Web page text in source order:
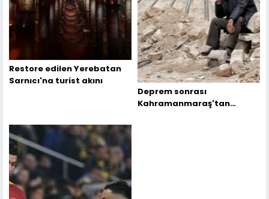
Restore edilen Yerebatan
Sarnıcı'na turist akını
Deprem sonrası
Kahramanmaraş'tan